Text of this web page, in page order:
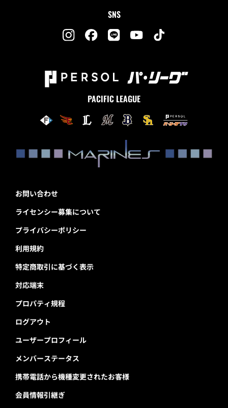
SNS
PACIFIC LEAGUE
お問い合わせ
ライセンシー募集について
プライバシーポリシー
利用規約
特定商取引に基づく表示
対応端末
プロパティ規程
ログアウト
ユーザープロフィール
メンバーステータス
携帯電話から機種変更されたお客様
会員情報引継ぎ